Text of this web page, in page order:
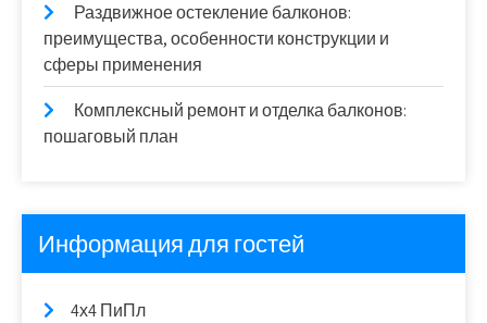
Раздвижное остекление балконов:
преимущества, особенности конструкции и
сферы применения
Комплексный ремонт и отделка балконов:
пошаговый план
Информация для гостей
4х4 ПиПл